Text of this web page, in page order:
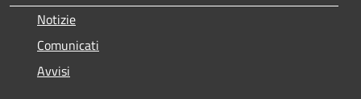
Notizie
Comunicati
Avvisi